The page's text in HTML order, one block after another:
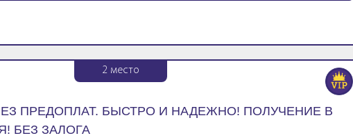
2 место
ПРЕДОПЛАТ. БЫСТРО И НАДЕЖНО! ПОЛУЧЕНИЕ В
БЕЗ ЗАЛОГА